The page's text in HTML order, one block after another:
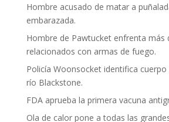
Hombre acusado de matar a
embarazada.
Hombre de Pawtucket enfrenta más
relacionados con armas de fuego.
Policía Woonsocket identifica
río Blackstone.
FDA aprueba la primera vacuna
Ola de calor pone a todas las